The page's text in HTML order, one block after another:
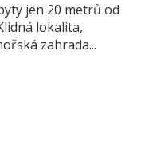
jen 20 metrů od
lokalita,
zahrada...